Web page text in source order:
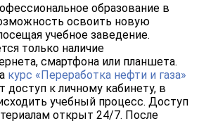
образование в
освоить новую
учебное заведение.
только наличие
смартфона или планшета.
курс «Переработка нефти и газа»
доступ к личному кабинету, в
учебный процесс. Доступ
открыт 24/7. После